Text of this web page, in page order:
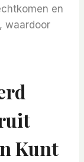
en
waardoor
Kunt